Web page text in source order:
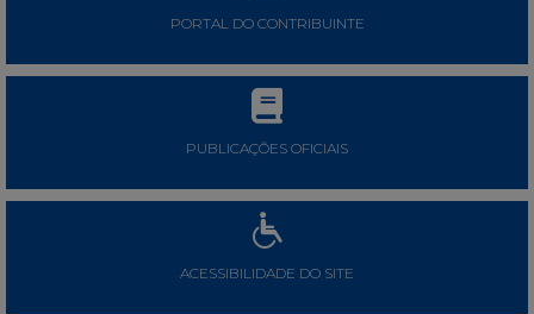
PORTAL DO CONTRIBUINTE
PUBLICAÇÕES OFICIAIS
ACESSIBILIDADE DO SITE